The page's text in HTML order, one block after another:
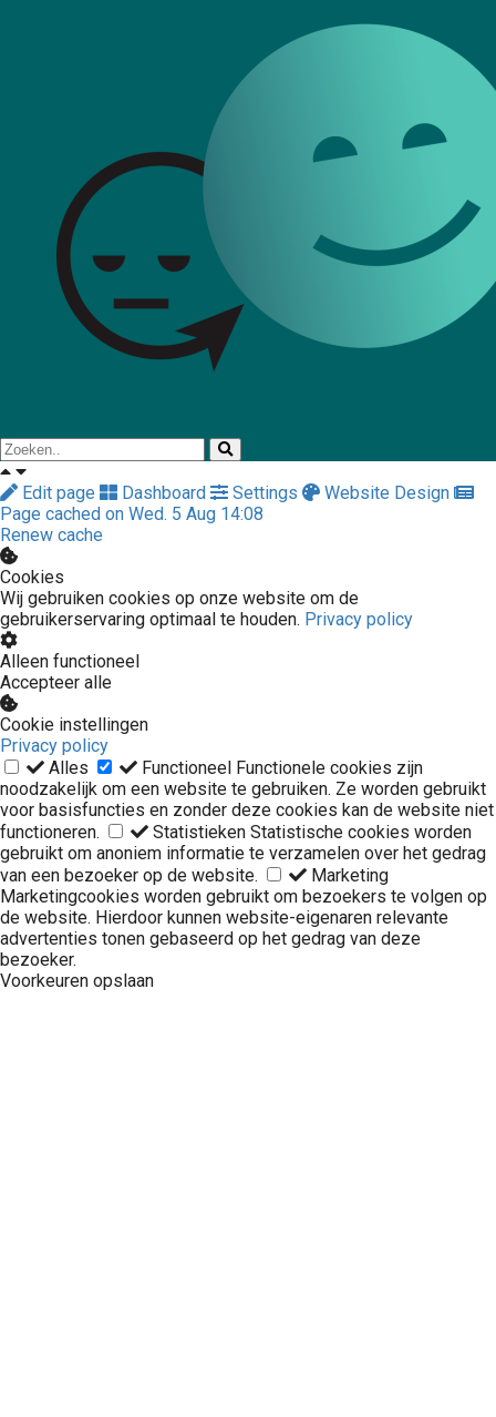
Edit page Dashboard Settings
Website Design
Page cached on Wed. 5 Aug 14:08
Renew cache
Cookies
Wij gebruiken cookies op onze website om de
gebruikerservaring optimaal te houden. Privacy policy
Alleen functioneel
Accepteer alle
Cookie instellingen
Privacy policy
Alles
Functioneel Functionele cookies zijn
noodzakelijk om een website te gebruiken. Ze worden gebruikt
voor basisfuncties en zonder deze cookies kan de website niet
functioneren.
Statistieken Statistische cookies worden
gebruikt om anoniem informatie te verzamelen over het gedrag
van een bezoeker op de website.
Marketing
Marketingcookies worden gebruikt om bezoekers te volgen op
de website. Hierdoor kunnen website-eigenaren relevante
advertenties tonen gebaseerd op het gedrag van deze
bezoeker.
Voorkeuren opslaan